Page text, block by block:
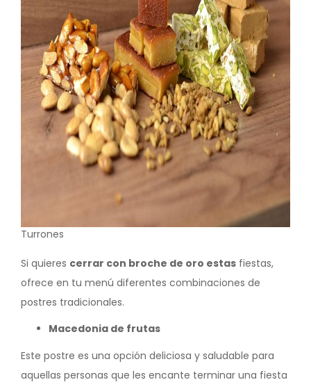
Turrones
Si quieres cerrar con broche de oro estas fiestas,
ofrece en tu menú diferentes combinaciones de
postres tradicionales.
Macedonia de frutas
Este postre es una opción deliciosa y saludable para
aquellas personas que les encante terminar una fiesta